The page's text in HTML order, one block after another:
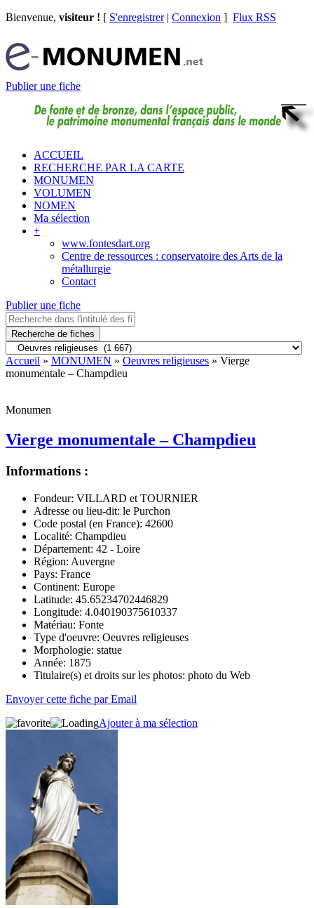
Bienvenue, visiteur ! [ S'enregistrer| Connexion ] Flux RSS
Publier une fiche
ACCUEIL
RECHERCHE PAR LA CARTE
MONUMEN
VOLUMEN
NOMEN
Ma sélection
+
www.fontesdart.org
Centre de ressources : conservatoire des Arts de la
métallurgie
Contact
Publier une fiche
Recherche de fiches
Accueil » MONUMEN » Oeuvres religieuses » Vierge
monumentale – Champdieu
Monumen
Vierge monumentale – Champdieu
Informations :
Fondeur: VILLARD et TOURNIER
Adresse ou lieu-dit: le Purchon
Code postal (en France): 42600
Localité: Champdieu
Département: 42 - Loire
Région: Auvergne
Pays: France
Continent: Europe
Latitude: 45.65234702446829
Longitude: 4.040190375610337
Matériau: Fonte
Type d'oeuvre: Oeuvres religieuses
Morphologie: statue
Année: 1875
Titulaire(s) et droits sur les photos: photo du Web
Envoyer cette fiche par Email
Ajouter à ma sélection